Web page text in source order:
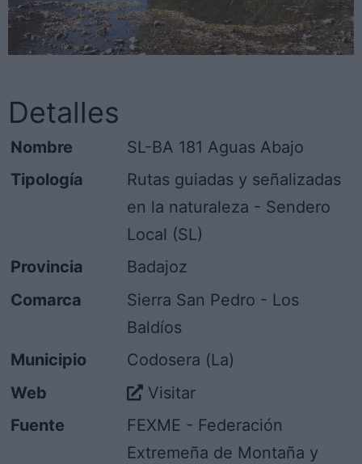
Detalles
Nombre
SL-BA 181 Aguas Abajo
Tipología
Rutas guiadas y señalizadas
en la naturaleza - Sendero
Local (SL)
Provincia
Badajoz
Comarca
Sierra San Pedro - Los
Baldíos
Municipio
Codosera (La)
Web
Visitar
Fuente
FEXME - Federación
Extremeña de Montaña y